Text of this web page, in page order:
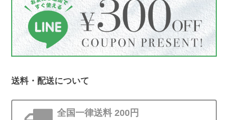
です。 梱包についてもお言葉をいただ
き、ありがとうございます。これからも
丁寧にお届けしてまいります😊
ストーンminiピアス シルバー925
送料・配送について
全国一律送料 200円